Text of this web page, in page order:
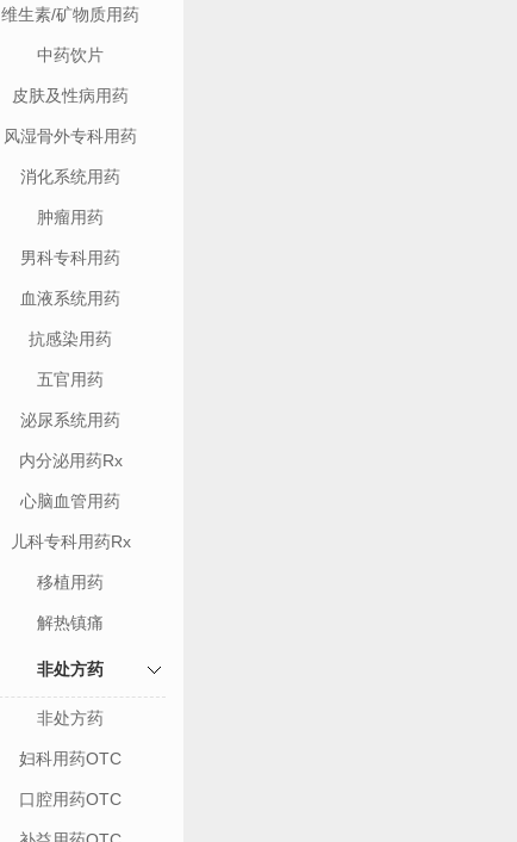
维生素/矿物质用药
中药饮片
皮肤及性病用药
风湿骨外专科用药
消化系统用药
肿瘤用药
男科专科用药
血液系统用药
抗感染用药
五官用药
泌尿系统用药
内分泌用药Rx
心脑血管用药
儿科专科用药Rx
移植用药
解热镇痛
非处方药
非处方药
妇科用药OTC
口腔用药OTC